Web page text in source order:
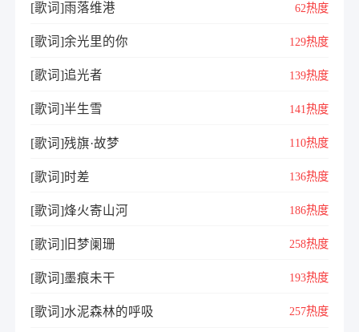
[歌词]雨落维港 62热度
[歌词]余光里的你 129热度
[歌词]追光者 139热度
[歌词]半生雪 141热度
[歌词]残旗·故梦 110热度
[歌词]时差 136热度
[歌词]烽火寄山河 186热度
[歌词]旧梦阑珊 258热度
[歌词]墨痕未干 193热度
[歌词]水泥森林的呼吸 257热度